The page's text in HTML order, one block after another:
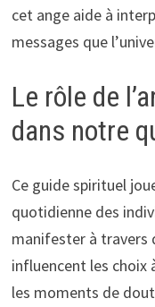
cet ange aide à
messages que
Le rôle de
dans notre
Ce guide spirituel
quotidienne des
manifester à travers
influencent les choix
les moments de